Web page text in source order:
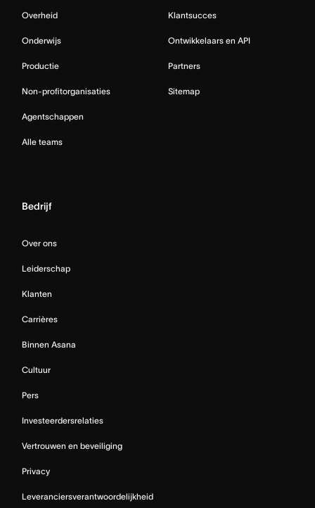
Overheid
Onderwijs
Productie
Non-profitorganisaties
Agentschappen
Alle teams
Klantsucces
Ontwikkelaars en API
Partners
Sitemap
Bedrijf
Over ons
Leiderschap
Klanten
Carrières
Binnen Asana
Cultuur
Pers
Investeerdersrelaties
Vertrouwen en beveiliging
Privacy
Leveranciersverantwoordelijkheid